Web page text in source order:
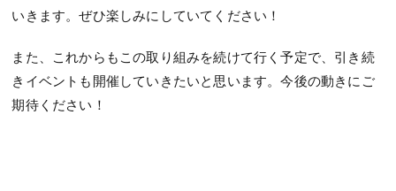
いきます。ぜひ楽しみにしていてください！
また、これからもこの取り組みを続けて行く予定で、引き続
きイベントも開催していきたいと思います。今後の動きにご
期待ください！